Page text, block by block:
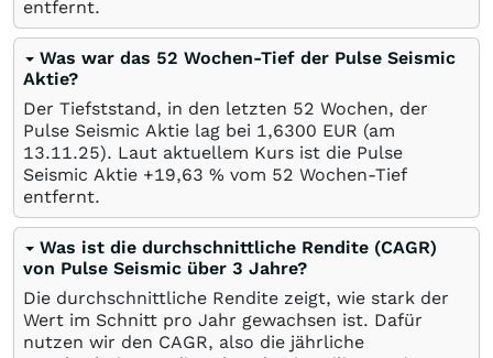
entfernt.
Was war das 52 Wochen-Tief der Pulse Seismic
Aktie?
Der Tiefststand, in den letzten 52 Wochen, der
Pulse Seismic Aktie lag bei 1,6300 EUR (am
13.11.25). Laut aktuellem Kurs ist die Pulse
Seismic Aktie +19,63 % vom 52 Wochen-Tief
entfernt.
Was ist die durchschnittliche Rendite (CAGR)
von Pulse Seismic über 3 Jahre?
Die durchschnittliche Rendite zeigt, wie stark der
Wert im Schnitt pro Jahr gewachsen ist. Dafür
nutzen wir den CAGR, also die jährliche